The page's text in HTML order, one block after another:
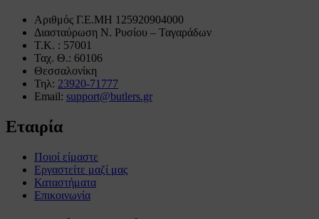
Αριθμός Γ.Ε.ΜΗ 125920904000
Διασταύρωση Ν. Ρυσίου – Ταγαράδων
Τ.Κ. : 57001
Ταχ. Θ.: 60106
Θεσσαλονίκη
Τηλ: 23920-71777
Email: support@butlers.gr
Εταιρία
Ποιοί είμαστε
Εργαστείτε μαζί μας
Καταστήματα
Επικοινωνία